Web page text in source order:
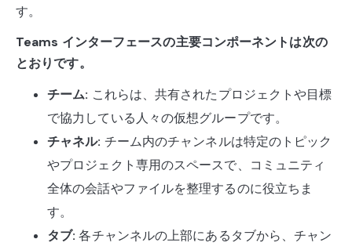
す。
Teams インターフェースの主要コンポーネントは次の
とおりです。
チーム: これらは、共有されたプロジェクトや目標
で協力している人々の仮想グループです。
チャネル: チーム内のチャンネルは特定のトピック
やプロジェクト専用のスペースで、コミュニティ
全体の会話やファイルを整理するのに役立ちま
す。
タブ: 各チャンネルの上部にあるタブから、チャン